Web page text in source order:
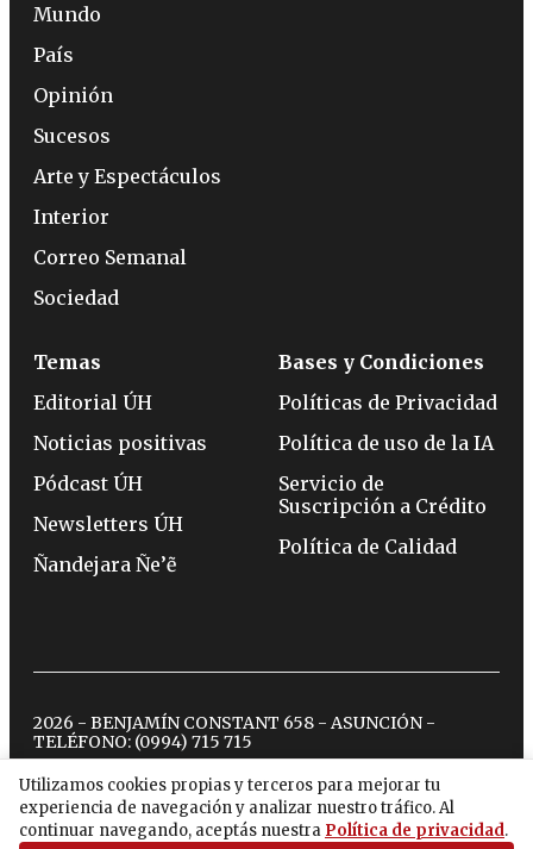
Utilizamos cookies propias y terceros para mejorar tu
experiencia de navegación y analizar nuestro tráfico. Al
continuar navegando, aceptás nuestra Política de privacidad.
Mundo
País
Opinión
Sucesos
Arte y Espectáculos
Interior
Correo Semanal
Sociedad
Temas
Editorial ÚH
Noticias positivas
Pódcast ÚH
Newsletters ÚH
Ñandejara Ñe’ẽ
Bases y Condiciones
Políticas de Privacidad
Política de uso de la IA
Servicio de
Suscripción a Crédito
Política de Calidad
2026 - BENJAMÍN CONSTANT 658 - ASUNCIÓN -
TELÉFONO: (0994) 715 715
twitterinstagram
facebook
tiktokyoutubespotify